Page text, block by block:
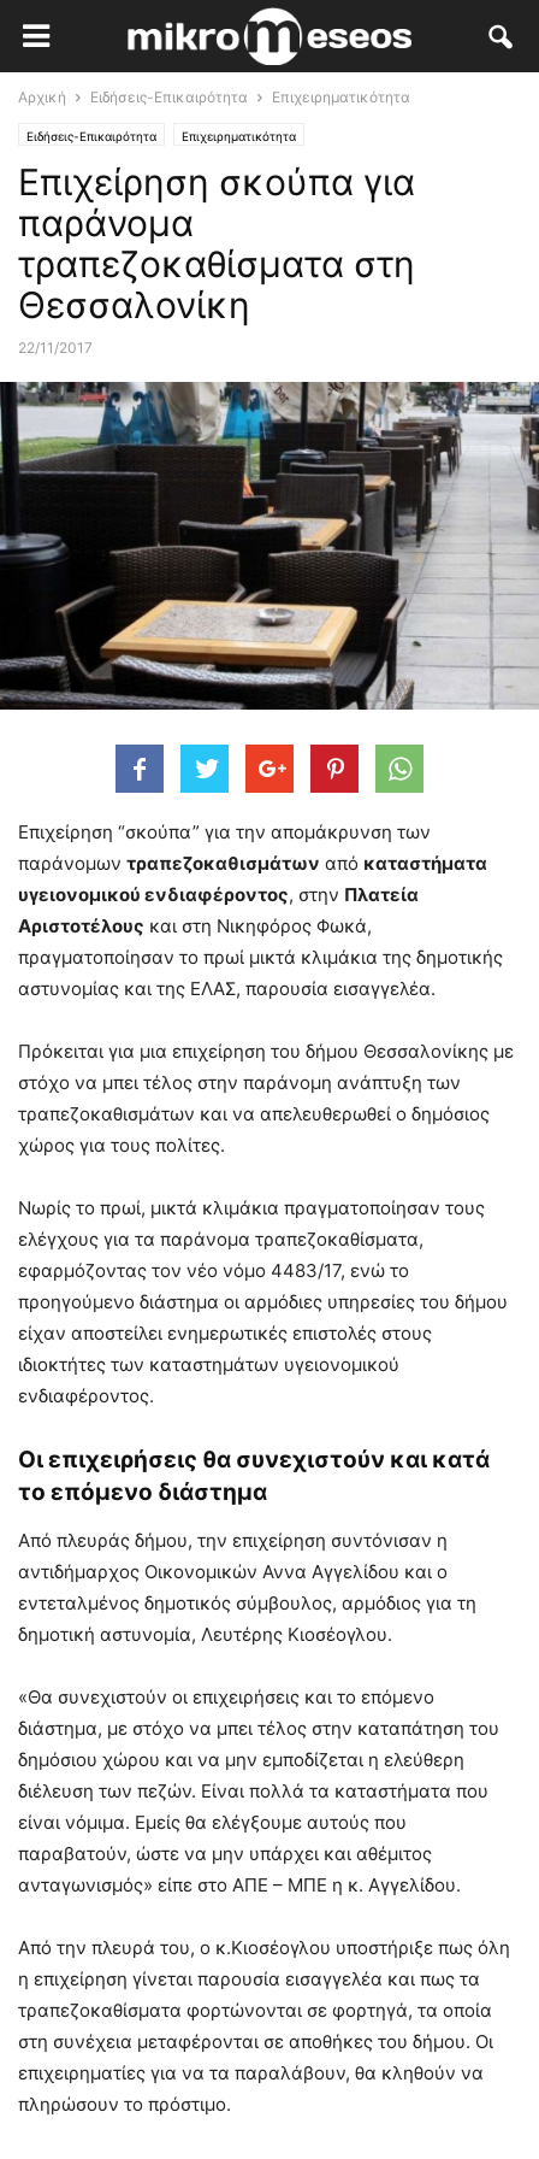
Αρχική Ειδήσεις-Επικαιρότητα Επιχειρηματικότητα
Ειδήσεις-Επικαιρότητα Επιχειρηματικότητα
Επιχείρηση σκούπα για
παράνομα
τραπεζοκαθίσματα στη
Θεσσαλονίκη
22/11/2017
Επιχείρηση “σκούπα” για την απομάκρυνση των
παράνομων τραπεζοκαθισμάτων από καταστήματα
υγειονομικού ενδιαφέροντος, στην Πλατεία
Αριστοτέλους και στη Νικηφόρος Φωκά,
πραγματοποίησαν το πρωί μικτά κλιμάκια της δημοτικής
αστυνομίας και της ΕΛΑΣ, παρουσία εισαγγελέα.
Πρόκειται για μια επιχείρηση του δήμου Θεσσαλονίκης με
στόχο να μπει τέλος στην παράνομη ανάπτυξη των
τραπεζοκαθισμάτων και να απελευθερωθεί ο δημόσιος
χώρος για τους πολίτες.
Νωρίς το πρωί, μικτά κλιμάκια πραγματοποίησαν τους
ελέγχους για τα παράνομα τραπεζοκαθίσματα,
εφαρμόζοντας τον νέο νόμο 4483/17, ενώ το
προηγούμενο διάστημα οι αρμόδιες υπηρεσίες του δήμου
είχαν αποστείλει ενημερωτικές επιστολές στους
ιδιοκτήτες των καταστημάτων υγειονομικού
ενδιαφέροντος.
Οι επιχειρήσεις θα συνεχιστούν και κατά
το επόμενο διάστημα
Από πλευράς δήμου, την επιχείρηση συντόνισαν η
αντιδήμαρχος Οικονομικών Αννα Αγγελίδου και ο
εντεταλμένος δημοτικός σύμβουλος, αρμόδιος για τη
δημοτική αστυνομία, Λευτέρης Κιοσέογλου.
«Θα συνεχιστούν οι επιχειρήσεις και το επόμενο
διάστημα, με στόχο να μπει τέλος στην καταπάτηση του
δημόσιου χώρου και να μην εμποδίζεται η ελεύθερη
διέλευση των πεζών. Είναι πολλά τα καταστήματα που
είναι νόμιμα. Εμείς θα ελέγξουμε αυτούς που
παραβατούν, ώστε να μην υπάρχει και αθέμιτος
ανταγωνισμός» είπε στο ΑΠΕ – ΜΠΕ η κ. Αγγελίδου.
Από την πλευρά του, ο κ.Κιοσέογλου υποστήριξε πως όλη
η επιχείρηση γίνεται παρουσία εισαγγελέα και πως τα
τραπεζοκαθίσματα φορτώνονται σε φορτηγά, τα οποία
στη συνέχεια μεταφέρονται σε αποθήκες του δήμου. Οι
επιχειρηματίες για να τα παραλάβουν, θα κληθούν να
πληρώσουν το πρόστιμο.